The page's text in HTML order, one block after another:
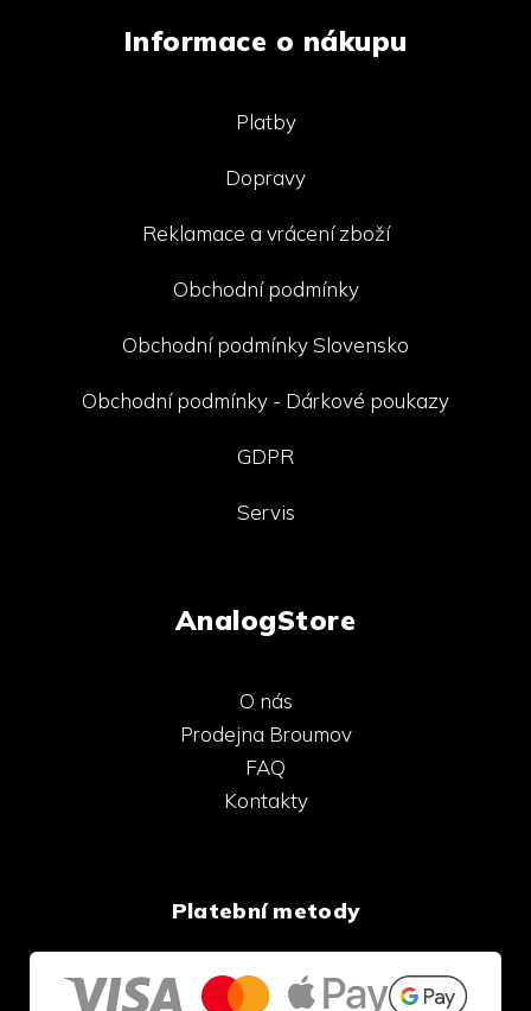
Informace o nákupu
Platby
Dopravy
Reklamace a vrácení zboží
Obchodní podmínky
Obchodní podmínky Slovensko
Obchodní podmínky - Dárkové poukazy
GDPR
Servis
AnalogStore
O nás
Prodejna Broumov
FAQ
Kontakty
Platební metody